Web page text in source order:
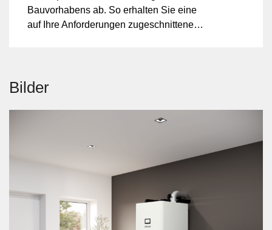
Bauvorhabens ab. So erhalten Sie eine
auf Ihre Anforderungen zugeschnittene
und Montage Ihrer Wärmepumpe - eines
Fachpartner meldet sich daraufhin bei
Ihnen, spezifiziert bei einem Vor-Ort-
Bilder